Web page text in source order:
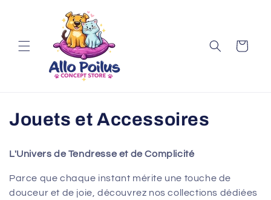
Panier
C
l
Jouets et Accessoires
L'Univers de Tendresse et de Complicité
Parce que chaque instant mérite une touche de
douceur et de joie, découvrez nos collections dédiées